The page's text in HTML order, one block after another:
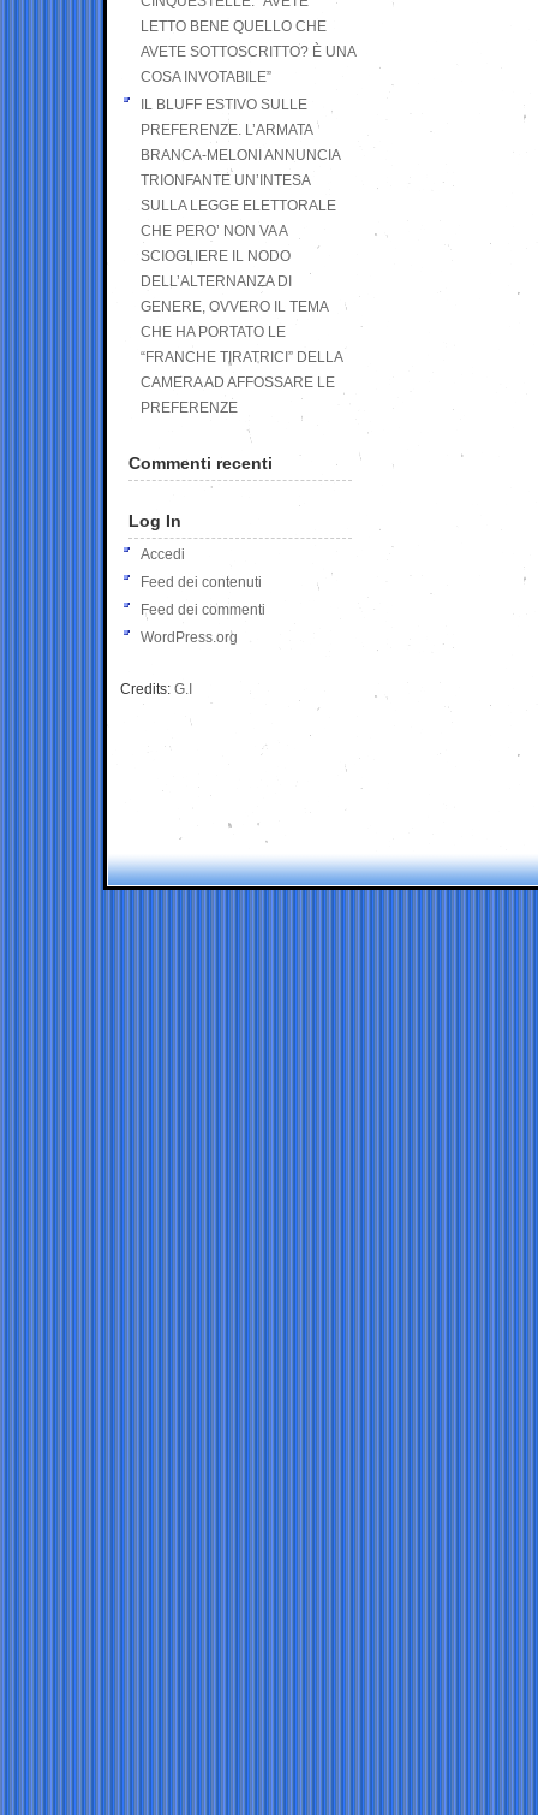
LETTO BENE QUELLO CHE
AVETE SOTTOSCRITTO? È UNA
COSA INVOTABILE”
IL BLUFF ESTIVO SULLE
PREFERENZE. L’ARMATA
BRANCA-MELONI ANNUNCIA
TRIONFANTE UN’INTESA
SULLA LEGGE ELETTORALE
CHE PERO’ NON VA A
SCIOGLIERE IL NODO
DELL’ALTERNANZA DI
GENERE, OVVERO IL TEMA
CHE HA PORTATO LE
“FRANCHE TIRATRICI” DELLA
CAMERA AD AFFOSSARE LE
PREFERENZE
Commenti recenti
Log In
Accedi
Feed dei contenuti
Feed dei commenti
WordPress.org
Credits: G.I